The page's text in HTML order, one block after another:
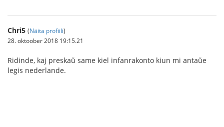
Chri5 (Näita profiili)
28. oktoober 2018 19:15.21
Ridinde, kaj preskaŭ same kiel infanrakonto kiun mi antaŭe
legis nederlande.